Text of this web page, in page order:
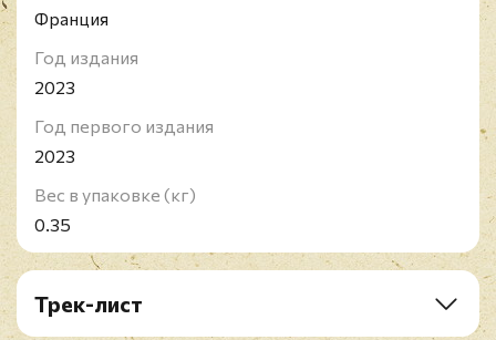
Франция
Год издания
2023
Год первого издания
2023
Вес в упаковке (кг)
0.35
Трек-лист
A1. Chet Baker - My Funny Valentine